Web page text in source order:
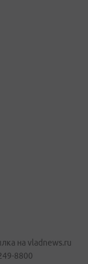
на vladnews.ru
8800